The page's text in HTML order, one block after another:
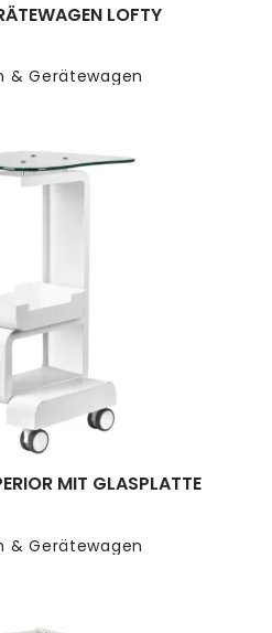
& Gerätewagen
LOFTY
& Gerätewagen
MIT GLASPLATTE